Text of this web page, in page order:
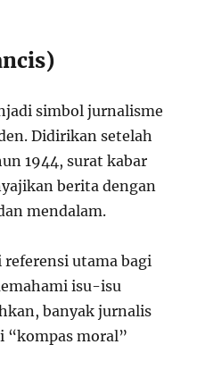
simbol jurnalisme
Didirikan setelah
1944, surat kabar
berita dengan
mendalam.
utama bagi
isu-isu
banyak jurnalis
“kompas moral”